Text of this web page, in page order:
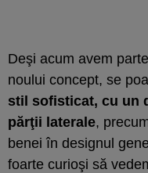
Deşi acum avem
noului concept, se
stil sofisticat, cu un
părţii laterale,
benei în designul
foarte curioşi să